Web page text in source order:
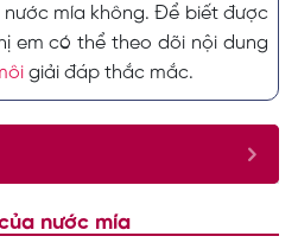
mía không. Để biết được
em có thể theo dõi nội dung
giải đáp thắc mắc.
nước mía